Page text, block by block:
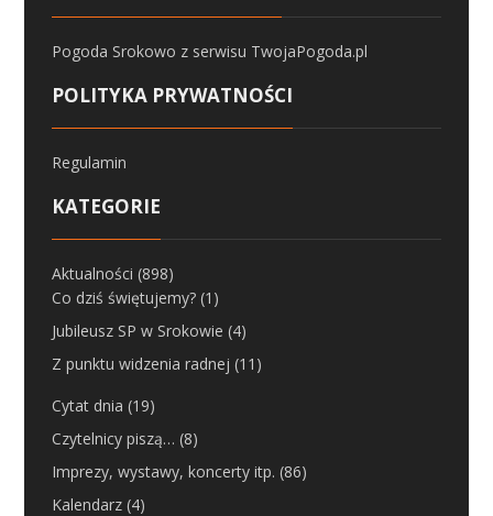
Pogoda Srokowo z serwisu TwojaPogoda.pl
POLITYKA PRYWATNOŚCI
Regulamin
KATEGORIE
Aktualności (898)
Co dziś świętujemy?(1)
Jubileusz SP w Srokowie (4)
Z punktu widzenia radnej (11)
Cytat dnia (19)
Czytelnicy piszą… (8)
Imprezy, wystawy, koncerty itp. (86)
Kalendarz(4)